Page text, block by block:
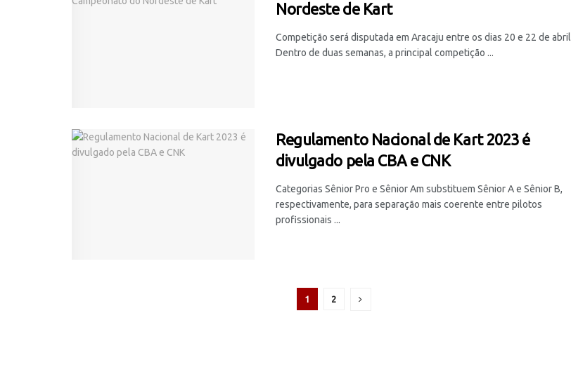
Nordeste de Kart
Competição será disputada em Aracaju entre os dias 20 e 22 de abril
Dentro de duas semanas, a principal competição ...
Regulamento Nacional de Kart 2023 é
divulgado pela CBA e CNK
Categorias Sênior Pro e Sênior Am substituem Sênior A e Sênior B,
respectivamente, para separação mais coerente entre pilotos
profissionais ...
1 2